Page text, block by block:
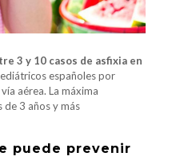
3 y 10 casos de asfixia en
españoles por
aérea. La máxima
de 3 años y más
puede prevenir